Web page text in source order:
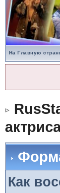
На Главную
Как